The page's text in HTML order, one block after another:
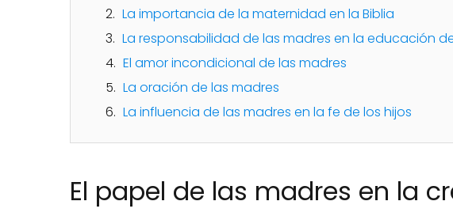
La importancia de la maternidad en la Biblia
La responsabilidad de las madres en la educación
El amor incondicional de las madres
La oración de las madres
La influencia de las madres en la fe de los hijos
El papel de las madres en la